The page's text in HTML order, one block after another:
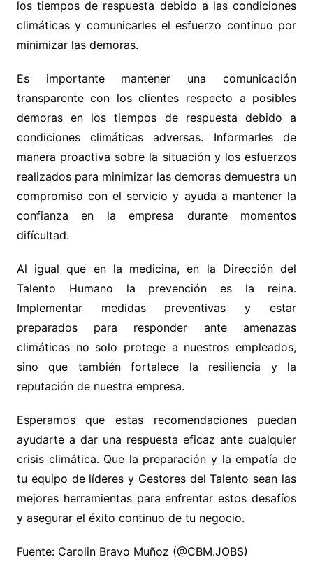
los tiempos de respuesta debido a las condiciones
climáticas y comunicarles el esfuerzo continuo por
minimizar las demoras.
Es importante mantener una comunicación
transparente con los clientes respecto a posibles
demoras en los tiempos de respuesta debido a
condiciones climáticas adversas. Informarles de
manera proactiva sobre la situación y los esfuerzos
realizados para minimizar las demoras demuestra un
compromiso con el servicio y ayuda a mantener la
confianza en la empresa durante momentos
difícultad.
Al igual que en la medicina, en la Dirección del
Talento Humano la prevención es la reina.
Implementar medidas preventivas y estar
preparados para responder ante amenazas
climáticas no solo protege a nuestros empleados,
sino que también fortalece la resiliencia y la
reputación de nuestra empresa.
Esperamos que estas recomendaciones puedan
ayudarte a dar una respuesta eficaz ante cualquier
crisis climática. Que la preparación y la empatía de
tu equipo de líderes y Gestores del Talento sean las
mejores herramientas para enfrentar estos desafíos
y asegurar el éxito continuo de tu negocio.
Fuente: Carolin Bravo Muñoz (@CBM.JOBS)